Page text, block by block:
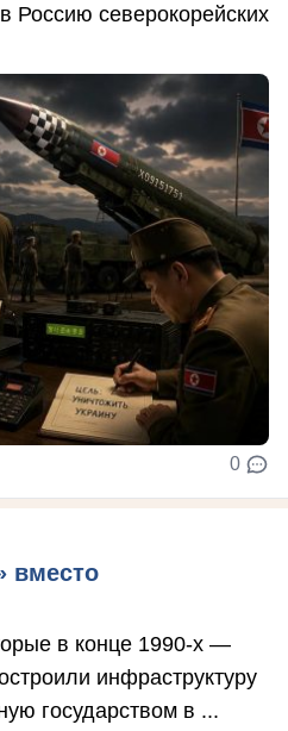
Россию северокорейских
0
вместо
в конце 1990-х —
инфраструктуру
государством в ...